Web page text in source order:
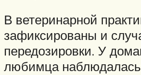
В ветеринарной
зафиксированы и
передозировки. У
любимца